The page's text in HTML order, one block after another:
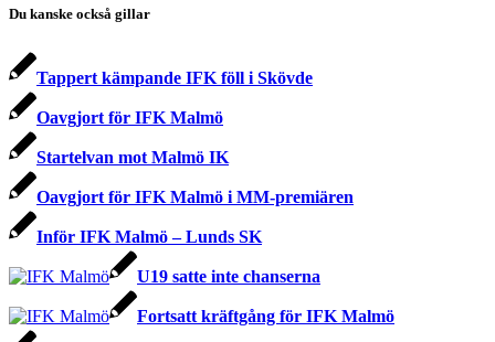
Du kanske också gillar
Tappert kämpande IFK föll i Skövde
Oavgjort för IFK Malmö
Startelvan mot Malmö IK
Oavgjort för IFK Malmö i MM-premiären
Inför IFK Malmö – Lunds SK
U19 satte inte chanserna
Fortsatt kräftgång för IFK Malmö